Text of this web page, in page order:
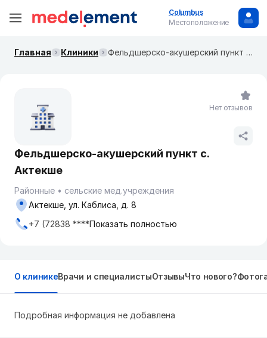
Columbus
Местоположение
Главная Клиники Фельдшерско-акушерский пункт с. Актекше
Фельдшерско-акушерский пункт с.
Актекше
Районные
сельские мед.учреждения
Актекше, ул. Каблиса, д. 8
+7 (72838 ****Показать полностью
Нет отзывов
О клиникеВрачи и специалистыОтзывыЧто нового?
Подробная информация не добавлена